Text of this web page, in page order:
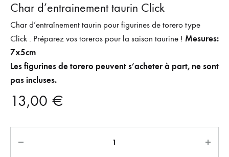
Char d’entrainement taurin Click
Char d’entraînement taurin pour figurines de torero type
Click . Préparez vos toreros pour la saison taurine ! Mesures:
7x5cm
Les figurines de torero peuvent s’acheter à part, ne sont
pas incluses.
13,00 €